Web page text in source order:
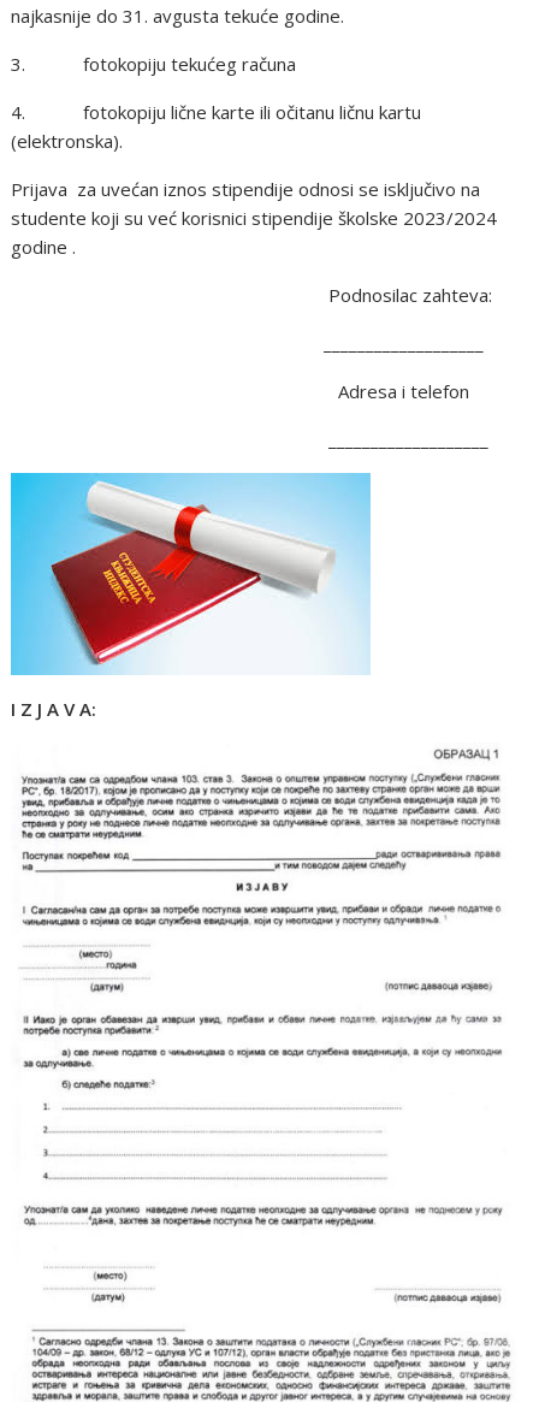
najkasnije do 31. avgusta tekuće godine.
3. fotokopiju tekućeg računa
4. fotokopiju lične karte ili očitanu ličnu kartu
(elektronska).
Prijava za uvećan iznos stipendije odnosi se isključivo na
studente koji su već korisnici stipendije školske 2023/2024
godine .
Podnosilac zahteva:
Adresa i telefon
I Z J A V A: